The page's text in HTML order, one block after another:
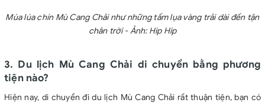
Mùa lúa chín Mù Cang Chải như những tấm lụa vàng trải dài đến tận
chân trời - Ảnh: Hip Hip
3. Du lịch Mù Cang Chải di chuyển bằng phương
tiện nào?
Hiện nay, di chuyển đi du lịch Mù Cang Chải rất thuận tiện, bạn có